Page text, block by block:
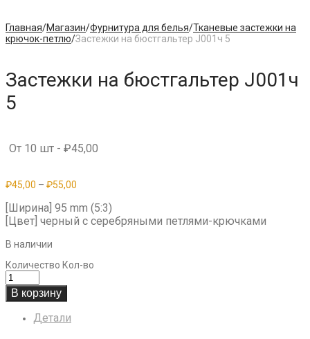
Главная/Магазин/Фурнитура для белья/Тканевые застежки на
крючок-петлю/Застежки на бюстгальтер J001ч 5
Застежки на бюстгальтер J001ч
5
От 10 шт - ₽45,00
₽45,00 – ₽55,00
[Ширина] 95 mm (5:3)
[Цвет] черный с серебряными петлями-крючками
В наличии
Количество Кол-во
В корзину
Детали